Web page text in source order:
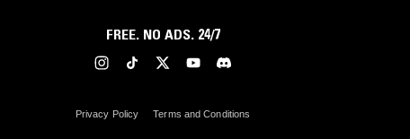
FREE. NO ADS. 24/7
Privacy Policy Terms and Conditions